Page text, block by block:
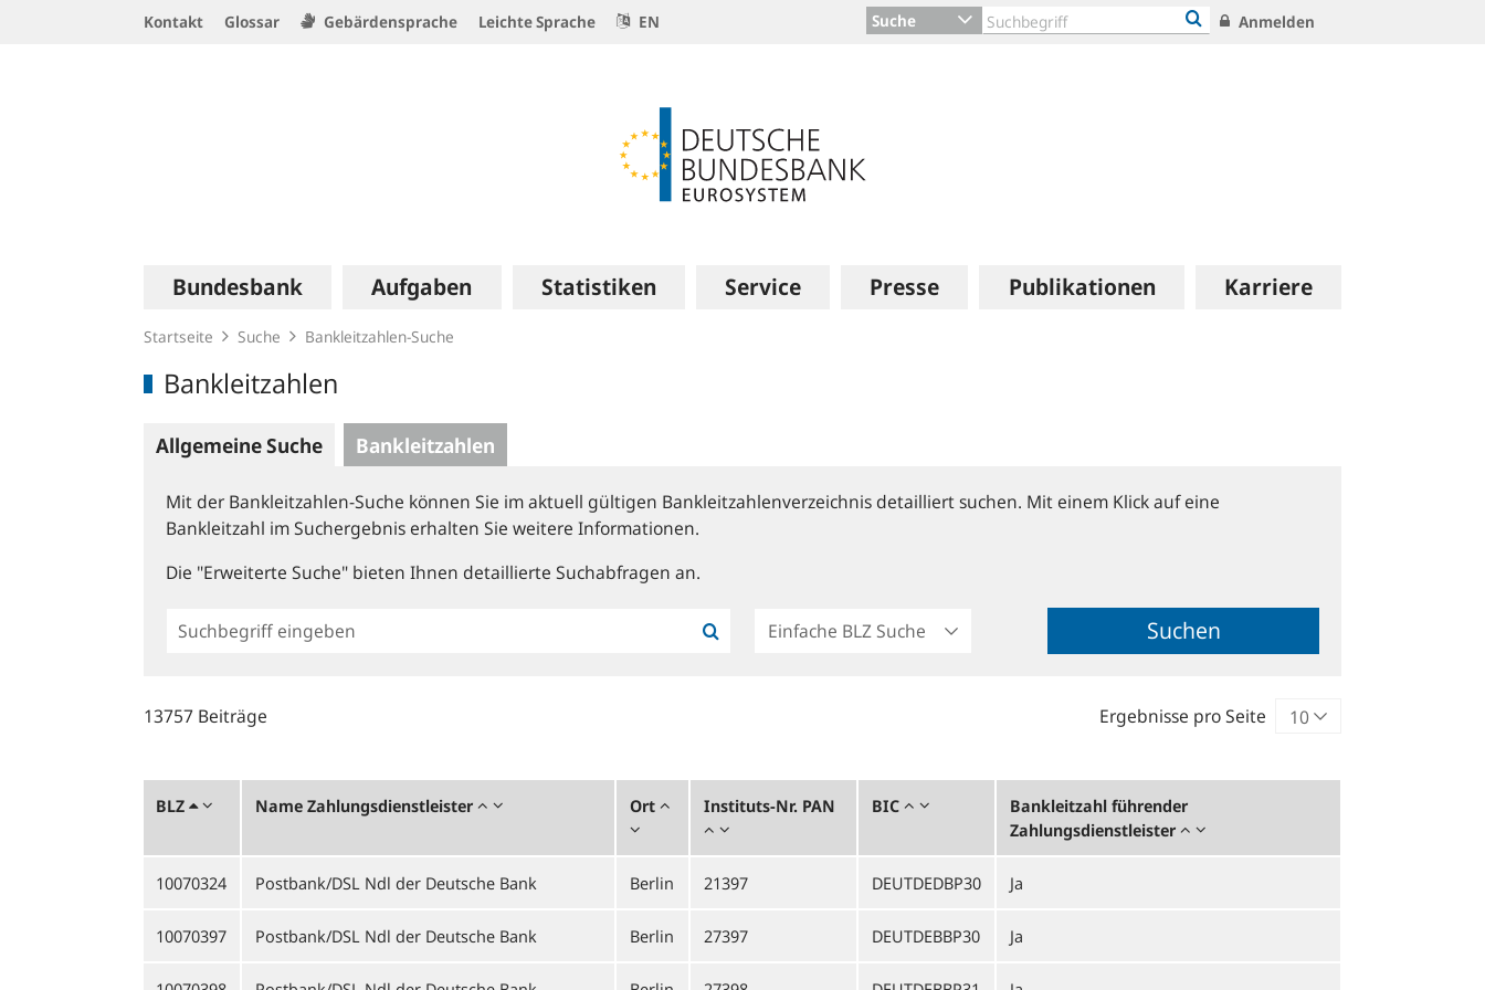
Kontakt Glossar Gebärdensprache Leichte Sprache EN Suche Anmelden
Hauptnavigation
Bundesbank Aufgaben Statistiken Service Presse Publikationen Karriere
Startseite Suche Bankleitzahlen-Suche
Bankleitzahlen
Allgemeine Suche Bankleitzahlen
Mit der Bankleitzahlen-Suche können Sie im aktuell gültigen Bankleitzahlenverzeichnis detailliert suchen. Mit einem Klick auf eine
Bankleitzahl im Suchergebnis erhalten Sie weitere Informationen.
Die "Erweiterte Suche" bieten Ihnen detaillierte Suchabfragen an.
Einfache
Suche
Suchen
13757 Beiträge Ergebnisse pro Seite
BLZ Name Zahlungsdienstleister Ort Instituts-Nr. PAN BIC
Bankleitzahl führender
Zahlungsdienstleister
10070324 Postbank/DSL Ndl der Deutsche Bank Berlin 21397 DEUTDEDBP30 Ja
10070397 Postbank/DSL Ndl der Deutsche Bank Berlin 27397 DEUTDEBBP30 Ja